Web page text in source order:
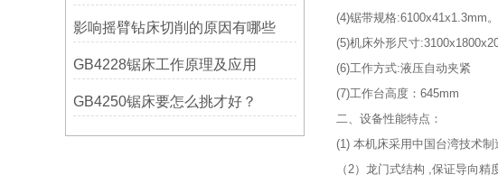
影响摇臂钻床切削的原因有哪些
GB4228锯床工作原理及应用
GB4250锯床要怎么挑才好？
(4)锯带规格:6100x41x1.3mm。
(5)机床外形尺寸
(6)工作方式:液压自动夹紧
(7)工作台高度：645mm
二、设备性能特点：
(1) 本机床采用中国台湾技术制
（2）龙门式结构 ,保证导向精